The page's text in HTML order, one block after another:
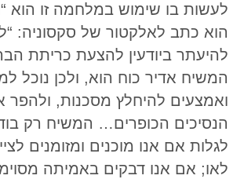
לעשות בו שימוש במלחמה זו הוא
הוא כתב לאלקטור של סקסוניה:
להיעתר ביודעין להצעת כריתת
המשיח אדיר כוח הוא, ולכן נוכל
ואמצעים להיחלץ מסכנות,
הנסיכים הכופרים… המשיח רק
לגלות אם אנו מוכנים ומזומנים
לאו; אם אנו דבקים באמיתה